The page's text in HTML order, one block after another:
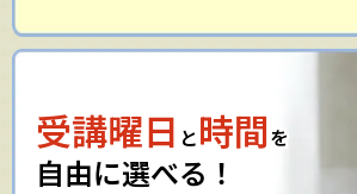
受講曜日 と時間を
自由に選べる！